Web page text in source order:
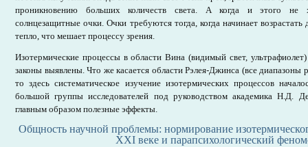
проникновению больших количеств света. А когда и этого не
солнцезащитные очки. Очки требуются тогда, когда начинает возрастать
тепло, что мешает процессу зрения.
Изотермические процессы в области Вина (видимый свет,
законы выявлены. Что же касается области Рэлея-Джинса (все диапазоны
то здесь систематическое изучение изотермических процессов
большой группы исследователей под руководством академика Н.Д.
главным образом полезные эффекты.
Общность научной проблемы: нормирование
ХХI веке и парапсихологический